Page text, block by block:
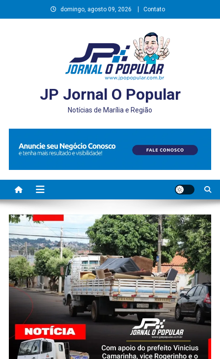
to
domingo, agosto 09, 2026 Contato
JP Jornal O Popular
Notícias de Marília e Região